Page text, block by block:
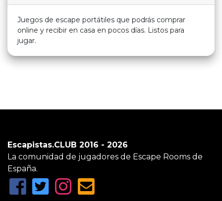
Juegos de escape portátiles que podrás comprar
online y recibir en casa en pocos días. Listos para
jugar.
Escapistas.CLUB 2016 - 2026
La comunidad de jugadores de Escape Rooms de
España.